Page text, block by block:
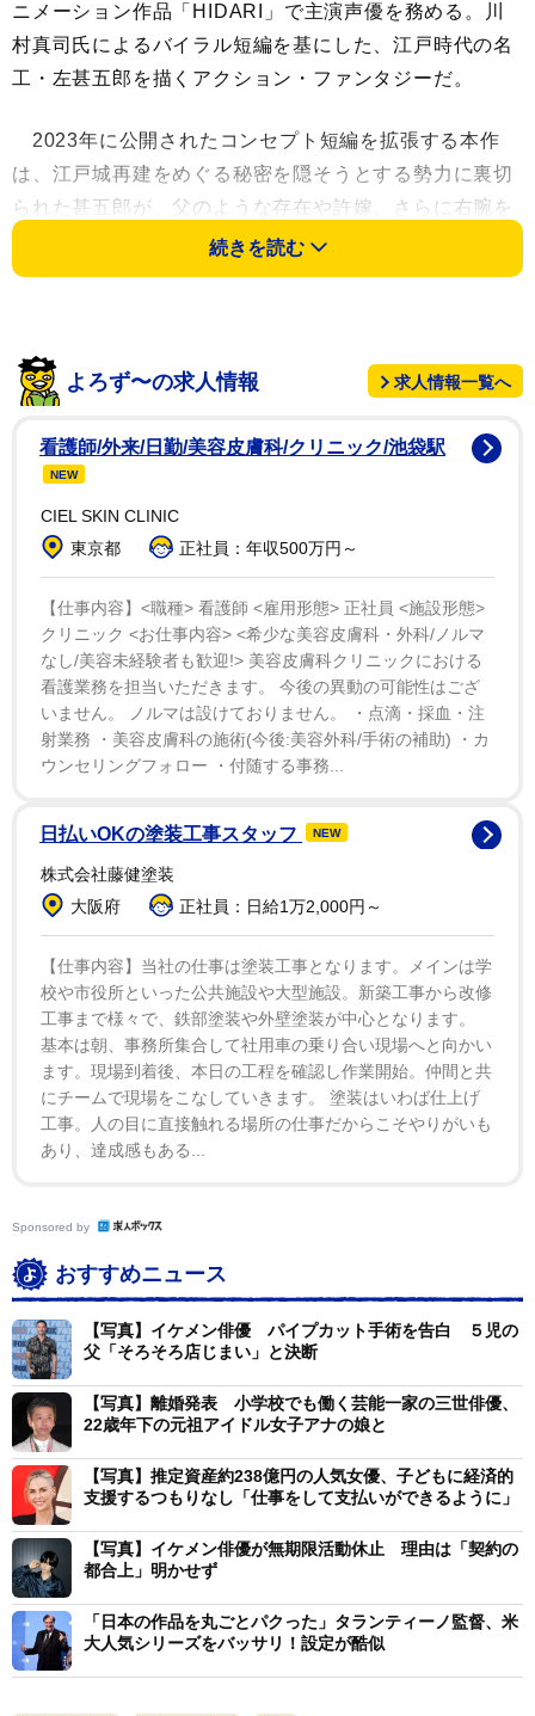
ニメーション作品「HIDARI」で主演声優を務める。川
村真司氏によるバイラル短編を基にした、江戸時代の名
工・左甚五郎を描くアクション・ファンタジーだ。
2023年に公開されたコンセプト短編を拡張する本作
は、江戸城再建をめぐる秘密を隠そうとする勢力に裏切
られた甚五郎が、父のような存在や許嫁、さらに右腕を
失ったのち、自ら設計した義手を武器に復讐へと向かう
姿を追う。
にワクワクしている。コンセプトから脚本に至るまで、
このチームは本当に特別なものを作り上げた」とコメン
ト。「素晴らしい映画になる要素がすべて揃っている
し、参加できるのが楽しみだ。この作品は世界中の観客
待を寄せた。
なお、オリジナルの短編は公開以来YouTubeで約500
万回の再生を記録している。
続きを読む
よろず〜の求人情報 求人情報一覧へ
看護師/外来/日勤/美容皮膚科/クリニック/池袋駅
NEW
CIEL SKIN CLINIC
東京都
正社員：年収500万円～
【仕事内容】<職種> 看護師 <雇用形態> 正社員 <施設形態>
クリニック <お仕事内容> <希少な美容皮膚科・外科/ノルマ
なし/美容未経験者も歓迎!> 美容皮膚科クリニックにおける
看護業務を担当いただきます。 今後の異動の可能性はござ
いません。 ノルマは設けておりません。 ・点滴・採血・注
射業務 ・美容皮膚科の施術(今後:美容外科/手術の補助) ・カ
ウンセリングフォロー ・付随する事務...
日払いOKの塗装工事スタッフ NEW
株式会社藤健塗装
大阪府
正社員：日給1万2,000円～
【仕事内容】当社の仕事は塗装工事となります。メインは学
校や市役所といった公共施設や大型施設。新築工事から改修
工事まで様々で、鉄部塗装や外壁塗装が中心となります。
基本は朝、事務所集合して社用車の乗り合い現場へと向かい
ます。現場到着後、本日の工程を確認し作業開始。仲間と共
にチームで現場をこなしていきます。 塗装はいわば仕上げ
工事。人の目に直接触れる場所の仕事だからこそやりがいも
あり、達成感もある...
Sponsored by
おすすめニュース
【写真】イケメン俳優 パイプカット手術を告白 ５児の
父「そろそろ店じまい」と決断
【写真】離婚発表 小学校でも働く芸能一家の三世俳優、
22歳年下の元祖アイドル女子アナの娘と
【写真】推定資産約238億円の人気女優、子どもに経済的
支援するつもりなし「仕事をして支払いができるように」
【写真】イケメン俳優が無期限活動休止 理由は「契約の
都合上」明かせず
「日本の作品を丸ごとパクった」タランティーノ監督、米
大人気シリーズをバッサリ！設定が酷似